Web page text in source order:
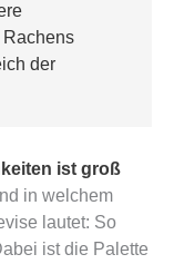
Rachens
der
ist groß
in welchem
lautet: So
ist die Palette